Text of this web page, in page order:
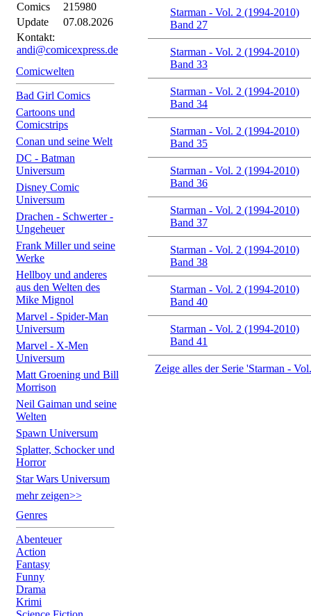
Comics
215980
Update
07.08.2026
Kontakt:
andi@comicexpress.de
Comicwelten
Bad Girl Comics
Cartoons und
Comicstrips
Conan und seine Welt
DC - Batman
Universum
Disney Comic
Universum
Drachen - Schwerter -
Ungeheuer
Frank Miller und seine
Werke
Hellboy und anderes
aus den Welten des
Mike Mignol
Marvel - Spider-Man
Universum
Marvel - X-Men
Universum
Matt Groening und Bill
Morrison
Neil Gaiman und seine
Welten
Spawn Universum
Splatter, Schocker und
Horror
Star Wars Universum
mehr zeigen>>
Genres
Abenteuer
Action
Fantasy
Funny
Drama
Krimi
Starman - Vol. 2 (1994-2010)
Band 27
Starman - Vol. 2 (1994-2010)
Band 33
Starman - Vol. 2 (1994-2010)
Band 34
Starman - Vol. 2 (1994-2010)
Band 35
Starman - Vol. 2 (1994-2010)
Band 36
Starman - Vol. 2 (1994-2010)
Band 37
Starman - Vol. 2 (1994-2010)
Band 38
Starman - Vol. 2 (1994-2010)
Band 40
Starman - Vol. 2 (1994-2010)
Band 41
Zeige alles der Serie 'Starman -